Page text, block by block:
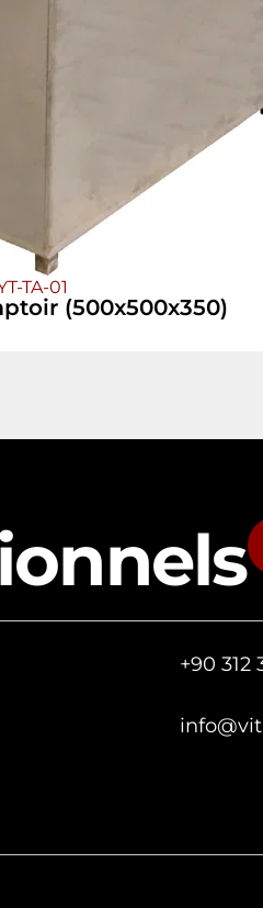
TA-01
(500x500x350)
+90 312